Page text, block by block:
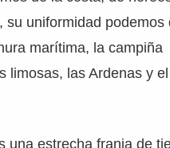
su uniformidad podemos
marítima, la campiña
limosas, las Ardenas y el
una estrecha franja de